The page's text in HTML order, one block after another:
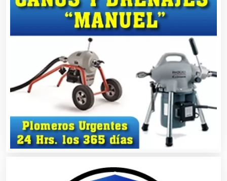
Artículos Deportivos
Artículos Importados
Artículos para el Hogar
Artículos para Regalos